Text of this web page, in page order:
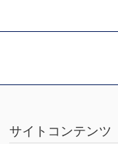
サイトコンテンツ